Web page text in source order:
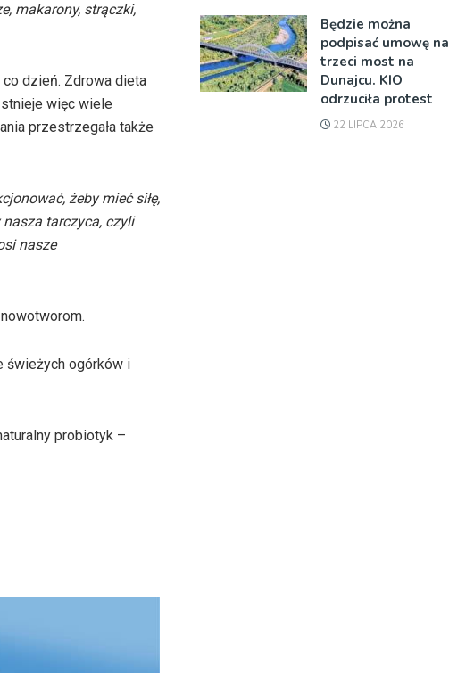
makarony, strączki,
co dzień. Zdrowa dieta
więc wiele
przestrzegała także
żeby mieć siłę,
nasza tarczyca, czyli
nasze
świeżych ogórków i
probiotyk –
Będzie można
podpisać umowę na
trzeci most na
Dunajcu. KIO
odrzuciła protest
22 LIPCA 2026